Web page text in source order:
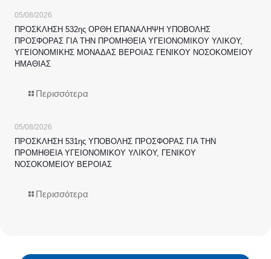
05/08/2026
ΠΡΟΣΚΛΗΣΗ 532ης ΟΡΘΗ ΕΠΑΝΑΛΗΨΗ ΥΠΟΒΟΛΗΣ
ΠΡΟΣΦΟΡΑΣ ΓΙΑ ΤΗΝ ΠΡΟΜΗΘΕΙΑ ΥΓΕΙΟΝΟΜΙΚΟΥ ΥΛΙΚΟΥ,
ΥΓΕΙΟΝΟΜΙΚΗΣ ΜΟΝΑΔΑΣ ΒΕΡΟΙΑΣ ΓΕΝΙΚΟΥ ΝΟΣΟΚΟΜΕΙΟΥ
ΗΜΑΘΙΑΣ
Περισσότερα
05/08/2026
ΠΡΟΣΚΛΗΣΗ 531ης ΥΠΟΒΟΛΗΣ ΠΡΟΣΦΟΡΑΣ ΓΙΑ ΤΗΝ
ΠΡΟΜΗΘΕΙΑ ΥΓΕΙΟΝΟΜΙΚΟΥ ΥΛΙΚΟΥ, ΓΕΝΙΚΟΥ
ΝΟΣΟΚΟΜΕΙΟΥ ΒΕΡΟΙΑΣ
Περισσότερα